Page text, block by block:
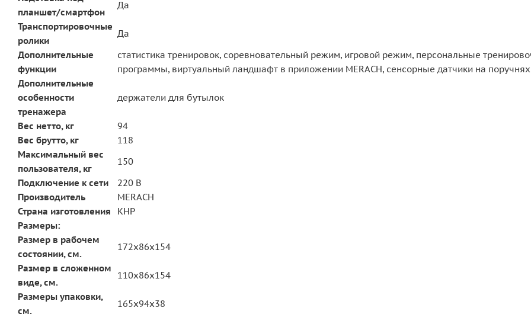
планшет/смартфон
Да
Транспортировочные
ролики
Да
Дополнительные
функции
статистика тренировок, соревновательный режим, игровой режим, персональные
программы, виртуальный ландшафт в приложении MERACH, сенсорные датчики на поручнях
Дополнительные
особенности
тренажера
держатели для бутылок
Вес нетто, кг
94
Вес брутто, кг
118
Максимальный вес
пользователя, кг
150
Подключение к сети
220 В
Производитель
MERACH
Страна изготовления
КНР
Размеры:
Размер в рабочем
состоянии, см.
172х86x154
Размер в сложенном
виде, см.
110х86x154
Размеры упаковки,
см.
165х94x38